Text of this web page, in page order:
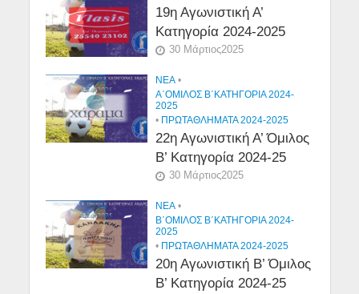
19η Αγωνιστική Α’
Κατηγορία 2024-2025
30 Μάρτιος2025
NEA •
Α΄ΟΜΙΛΟΣ Β΄ΚΑΤΗΓΟΡΙΑ 2024-
2025
• ΠΡΩΤΑΘΛΗΜΑΤΑ 2024-2025
22η Αγωνιστική Α’ Όμιλος
Β’ Κατηγορία 2024-25
30 Μάρτιος2025
NEA •
Β΄ΟΜΙΛΟΣ Β΄ΚΑΤΗΓΟΡΙΑ 2024-
2025
• ΠΡΩΤΑΘΛΗΜΑΤΑ 2024-2025
20η Αγωνιστική Β’ Όμιλος
Β’ Κατηγορία 2024-25